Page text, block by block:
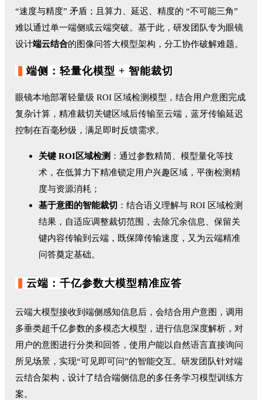
“速度与精度” 矛盾；且算力、延迟、精度的 “不可能三角”
难以通过单一端侧或云端突破。基于此，研发团队专为眼镜
设计端云结合的图像问答大模型架构，分工协作破解难题。
端侧：轻量化模型 + 智能裁切
眼镜本地部署轻量级 ROI 区域检测模型，结合用户意图完成
复杂计算，精准裁切关键区域后传输至云端，蓝牙传输延迟
控制在百毫秒级，满足即时反馈需求。
关键 ROI区域检测 ：通过参数精简、模型量化等技
术，在低算力下精准锁定用户兴趣区域，平衡检测精
度与资源消耗；
基于意图的智能裁切 ：结合语义理解与 ROI 区域检测
结果，自适应调整裁切范围，去除冗余信息、保留关
键内容传输到云端，既保障传输速度，又为云端精准
问答奠定基础。
云端：千亿参数大模型精准应答
云端大模型接收到端侧感知信息后，会结合用户意图，调用
多垂类超千亿参数的多模态大模型，进行信息深度解析，对
用户的意图进行分类和回答，使用户能以自然语言直接询问
所见场景，实现“可见即可问”的智能交互。研发团队针对端
云结合架构，设计了结合端侧信息的多任务学习模型训练方
案。